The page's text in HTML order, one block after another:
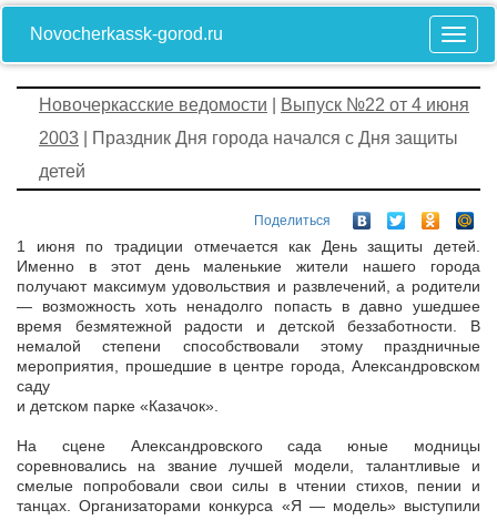
Novocherkassk-gorod.ru
Новочеркасские ведомости
Выпуск №22 от 4 июня
2003 | Праздник Дня города начался с Дня защиты
детей
Поделиться
1 июня по традиции отмечается как День защиты детей.
Именно в этот день маленькие жители нашего города
получают максимум удовольствия и развлечений, а родители
— возможность хоть ненадолго попасть в давно ушедшее
время безмятежной радости и детской беззаботности. В
немалой степени способствовали этому праздничные
мероприятия, прошедшие в центре города, Александровском
саду
и детском парке «Казачок».
На сцене Александровского сада юные модницы
соревновались на звание лучшей модели, талантливые и
смелые попробовали свои силы в чтении стихов, пении и
танцах. Организаторами конкурса «Я — модель» выступили